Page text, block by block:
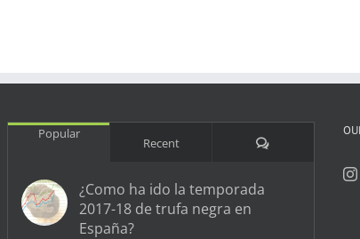
Popular
Recent Comments
¿Como ha ido la temporada
2017-18 de trufa negra en
España?